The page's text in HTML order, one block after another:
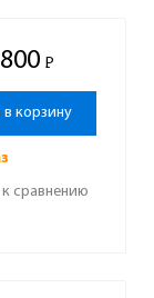
Р
-
корзину
сравнению